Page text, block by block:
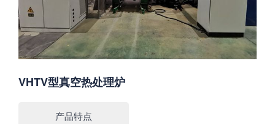
VHTV型真空热处理炉
产品特点